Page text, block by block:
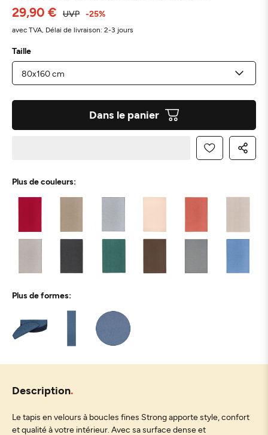
29,90 € UVP -25%
avec TVA, Délai de livraison: 2-3 jours
Taille
Dans le panier
Plus de couleurs:
Plus de formes:
Description
Le tapis en velours à boucles fines Strong apporte style, confort
et qualité à votre intérieur. Avec sa surface dense et